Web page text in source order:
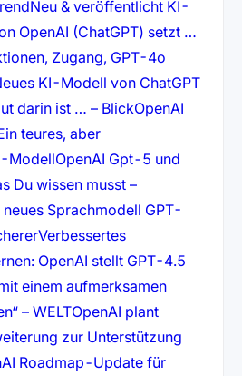
(öffnet in neuem Tab)
Neu & veröffentlicht KI-
OpenAI (ChatGPT) setzt …
Zugang, GPT-4o
in neuem Tab)
KI-Modell von ChatGPT
darin ist … – Blick(öffnet in
OpenAI
teures, aber
Modell(öffnet in neuem Tab)
OpenAI Gpt-5 und
Du wissen musst –
neuem Tab)
neues Sprachmodell GPT-
(öffnet in neuem Tab)
Verbessertes
OpenAI stellt GPT-4.5
Tab)
einem aufmerksamen
– WELT(öffnet in neuem Tab)
OpenAI plant
zur Unterstützung
in neuem Tab)
Roadmap-Update für